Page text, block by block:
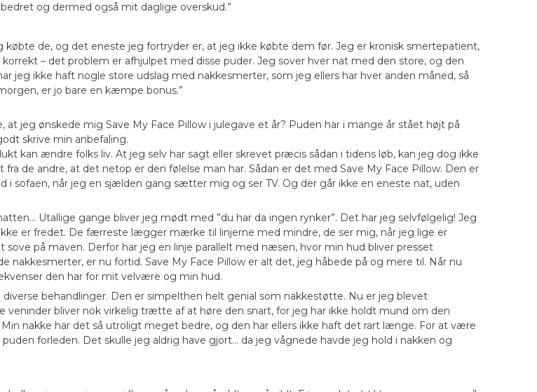
og dermed også mit daglige overskud.”
købte de, og det eneste jeg fortryder er, at jeg ikke købte dem før. Jeg er kronisk smertepatient,
– det problem er afhjulpet med disse puder. Jeg sover hver nat med den store, og den
jeg ikke haft nogle store udslag med nakkesmerter, som jeg ellers har hver anden måned, så
er jo bare en kæmpe bonus.”
at jeg ønskede mig Save My Face Pillow i julegave et år? Puden har i mange år stået højt på
skrive min anbefaling.
kan ændre folks liv. At jeg selv har sagt eller skrevet præcis sådan i tidens løb, kan jeg dog ikke
de andre, at det netop er den følelse man har. Sådan er det med Save My Face Pillow. Den er
sofaen, når jeg en sjælden gang sætter mig og ser TV. Og der går ikke en eneste nat, uden
Utallige gange bliver jeg mødt med ”du har da ingen rynker”. Det har jeg selvfølgelig! Jeg
er fredet. De færreste lægger mærke til linjerne med mindre, de ser mig, når jeg lige er
på maven. Derfor har jeg en linje parallelt med næsen, hvor min hud bliver presset
er nu fortid. Save My Face Pillow er alt det, jeg håbede på og mere til. Når nu
den har for mit velvære og min hud.
behandlinger. Den er simpelthen helt genial som nakkestøtte. Nu er jeg blevet
bliver nok virkelig trætte af at høre den snart, for jeg har ikke holdt mund om den
nakke har det så utroligt meget bedre, og den har ellers ikke haft det rart længe. For at være
forleden. Det skulle jeg aldrig have gjort… da jeg vågnede havde jeg hold i nakken og